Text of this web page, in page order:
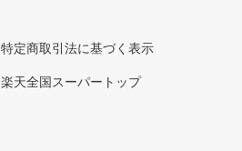
特定商取引法に基づく表示
楽天全国スーパートップ